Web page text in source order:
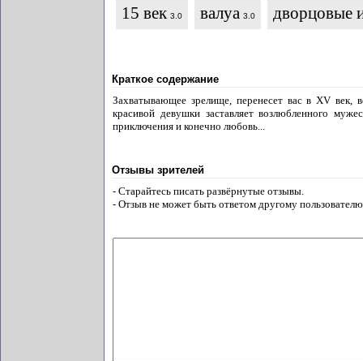
15 век 3.0 валуа 3.0 дворцовые
Краткое содержание
Захватывающее зрелище, перенесет вас в XV
красивой девушки заставляет возлюбленного
приключения и конечно любовь...
Отзывы зрителей
- Старайтесь писать развёрнутые отзывы.
- Отзыв не может быть ответом другому